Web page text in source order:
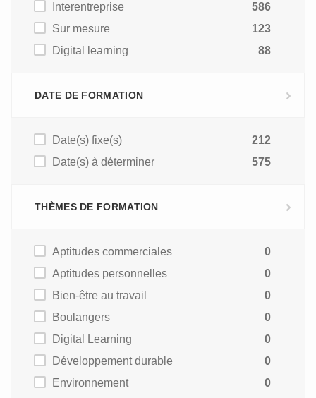
Interentreprise
586
Sur mesure
123
Digital learning
88
DATE DE FORMATION
Date(s) fixe(s)
212
Date(s) à déterminer
575
THÈMES DE FORMATION
Aptitudes commerciales
0
Aptitudes personnelles
0
Bien-être au travail
0
Boulangers
0
Digital Learning
0
Développement durable
0
Environnement
0